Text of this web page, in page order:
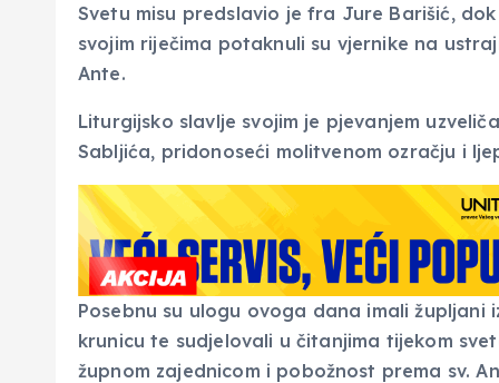
Svetu misu predslavio je fra Jure Barišić,
svojim riječima potaknuli su vjernike na
Ante.
Liturgijsko slavlje svojim je pjevanjem
Sabljića, pridonoseći molitvenom ozračju i
Posebnu su ulogu ovoga dana imali župljani
krunicu te sudjelovali u čitanjima tijekom
župnom zajednicom i pobožnost prema sv.